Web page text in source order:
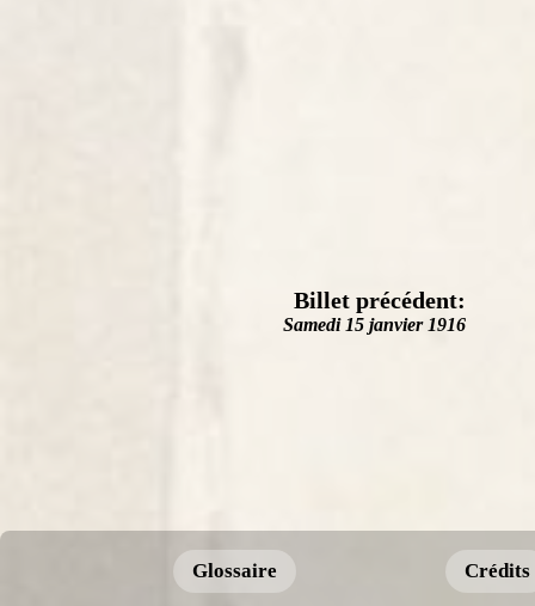
Billet précédent:
Samedi 15 janvier 1916
Glossaire Crédits